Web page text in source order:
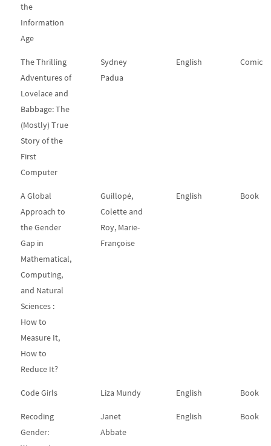
the
Information
Age
The Thrilling
Adventures of
Lovelace and
Babbage: The
(Mostly) True
Story of the
First
Computer
Sydney
Padua
English Comic
A Global
Approach to
the Gender
Gap in
Mathematical,
Computing,
and Natural
Sciences :
How to
Measure It,
How to
Reduce It?
Guillopé,
Colette and
Roy, Marie-
Françoise
English Book
Code Girls Liza Mundy English Book
Recoding
Gender:
Janet
Abbate
English Book